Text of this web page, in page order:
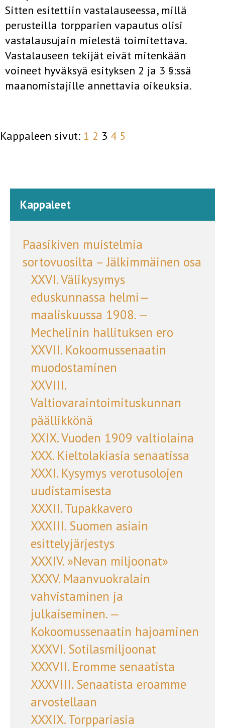
Sitten esitettiin vastalau­seessa, millä
perusteilla torpparien vapautus olisi
vastalausujain mie­lestä toimitettava.
Vastalauseen tekijät eivät mitenkään
voineet hyväk­syä esityksen 2 ja 3 §:ssä
maanomistajille annettavia oikeuksia.
Kappaleen sivut: 1 2 3 4 5
Kappaleet
Paasikiven muistelmia
sortovuosilta – Jälkimmäinen osa
XXVI. Välikysymys
eduskunnassa helmi—
maaliskuussa 1908. —
Mechelinin hallituksen ero
XXVII. Kokoomussenaatin
muodostaminen
XXVIII.
Valtiovaraintoimituskunnan
päällikkönä
XXIX. Vuoden 1909 valtiolaina
XXX. Kieltolakiasia senaatissa
XXXI. Kysymys verotusolojen
uudistamisesta
XXXII. Tupakkavero
XXXIII. Suomen asiain
esittelyjärjestys
XXXIV. »Nevan miljoonat»
XXXV. Maanvuokralain
vahvistaminen ja
julkaiseminen. —
Kokoomussenaatin hajoaminen
XXXVI. Sotilasmiljoonat
XXXVII. Eromme senaatista
XXXVIII. Senaatista eroamme
arvostellaan
XXXIX. Torppariasia